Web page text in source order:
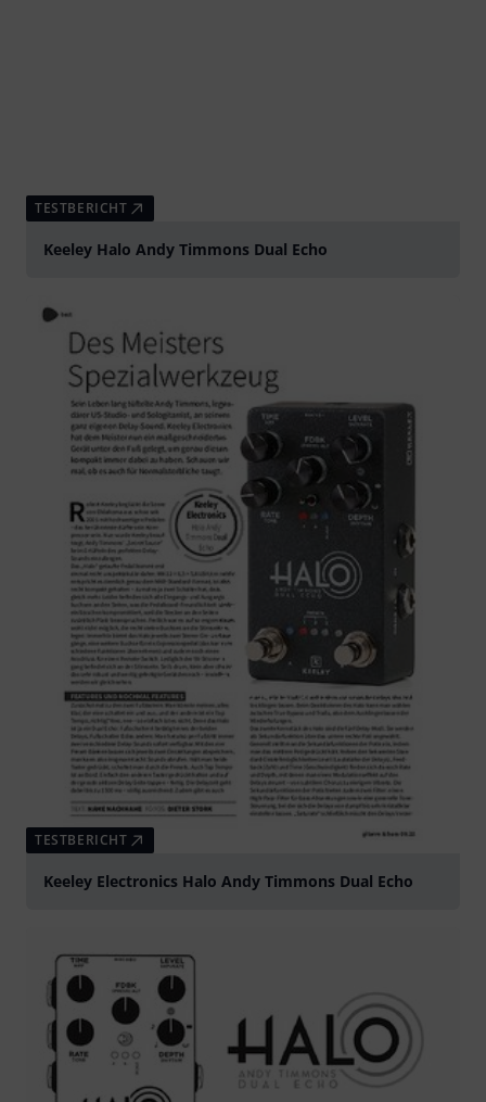
TESTBERICHT
Keeley Halo Andy Timmons Dual Echo
TESTBERICHT
Keeley Electronics Halo Andy Timmons Dual Echo